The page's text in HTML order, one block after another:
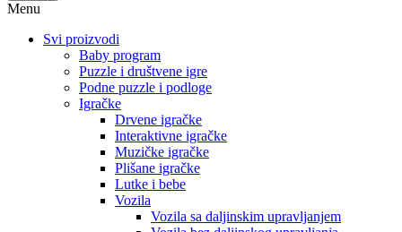
Menu
Svi proizvodi
Baby program
Puzzle i društvene igre
Podne puzzle i podloge
Igračke
Drvene igračke
Interaktivne igračke
Muzičke igračke
Plišane igračke
Lutke i bebe
Vozila
Vozila sa daljinskim upravljanjem